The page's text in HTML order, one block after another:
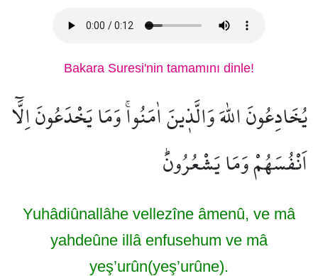
Bakara Suresi'nin tamamını dinle!
يُخَادِعُونَ اللّٰهَ وَالَّذ۪ينَ اٰمَنُواۚ وَمَا يَخْدَعُونَ اِلَّٓا
اَنْفُسَهُمْ وَمَا يَشْعُرُونَۜ
Yuhâdiûnallâhe vellezîne âmenû, ve mâ
yahdeûne illâ enfusehum ve mâ
yeş’urûn(yeş’urûne).